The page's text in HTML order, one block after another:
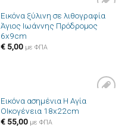
Πρόσθήκη
στην λίστα
Εικόνα ξύλινη σε λιθογραφία
Άγιος Ιωάννης Πρόδρομος
6x9cm
€5,00 με ΦΠΑ
Πρόσθήκη
Εικόνα ασημένια Η Αγία
ΟΙκογένεια 18x22cm
€55,00 με ΦΠΑ